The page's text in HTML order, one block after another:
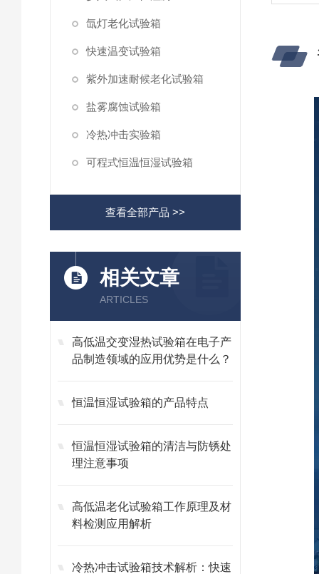
氙灯老化试验箱
快速温变试验箱
紫外加速耐候老化试验箱
盐雾腐蚀试验箱
冷热冲击实验箱
可程式恒温恒湿试验箱
查看全部产品 >>
相关文章
ARTICLES
高低温交变湿热试验箱在电子产
品制造领域的应用优势是什么？
恒温恒湿试验箱的产品特点
恒温恒湿试验箱的清洁与防锈处
理注意事项
​​高低温老化试验箱工作原理及材
料检测应用解析​
冷热冲击试验箱技术解析：快速